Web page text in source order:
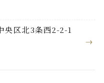
央区北3条西2-2-1